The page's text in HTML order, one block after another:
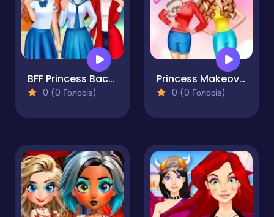
BFF Princess Back to School
0 (0 Голосів)
Princess Makeover Salon
0 (0 Голосів)